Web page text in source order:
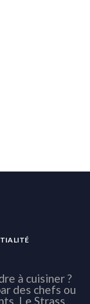
à cuisiner ?
des chefs ou
Le Strass